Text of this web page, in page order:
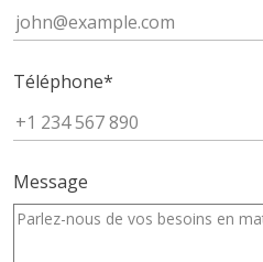
Téléphone*
Message